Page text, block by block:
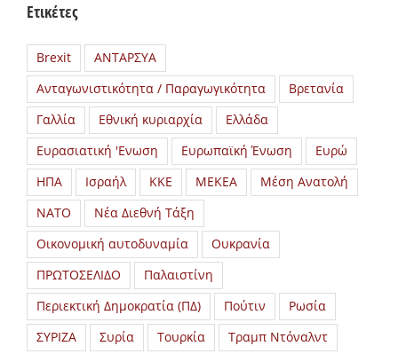
Ετικέτες
Brexit
ΑΝΤΑΡΣΥΑ
Ανταγωνιστικότητα / Παραγωγικότητα
Βρετανία
Γαλλία
Εθνική κυριαρχία
Ελλάδα
Ευρασιατική 'Ενωση
Ευρωπαϊκή Ένωση
Ευρώ
ΗΠΑ
Ισραήλ ΚΚΕ ΜΕΚΕΑ
Μέση Ανατολή
ΝΑΤΟ
Νέα Διεθνή Τάξη
Οικονομική αυτοδυναμία
Ουκρανία
ΠΡΩΤΟΣΕΛΙΔΟ
Παλαιστίνη
Περιεκτική Δημοκρατία (ΠΔ)
Πούτιν
Ρωσία
ΣΥΡΙΖΑ
Συρία Τουρκία
Τραμπ Ντόναλντ